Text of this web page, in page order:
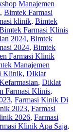
Manajemen
, Bimtek Farmasi
klinik, Bimtek
Farmasi Klinis
2024, Bimtek
2024, Bimtek
Farmasi Klinik
Manajemen
Klinik, DIklat
, Diklat
Farmasi Klinis,
, Farmasi Kinik Di
2023, Farmasi
2026, Farmasi
Klinik Apa Saja,